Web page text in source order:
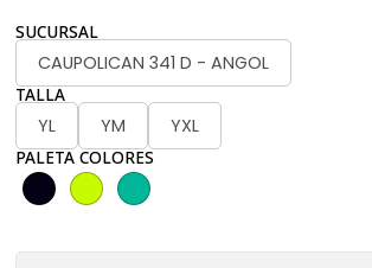
SUCURSAL
CAUPOLICAN 341 D - ANGOL
TALLA
YL YM YXL
PALETA COLORES